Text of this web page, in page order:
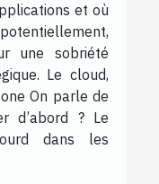
et où
une sobriété
Le cloud,
On parle de
d’abord ? Le
dans les